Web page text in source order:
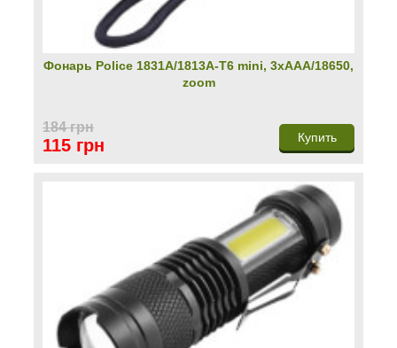
Фонарь Police 1831A/1813A-T6 mini, 3хААА/18650,
zoom
184 грн
115 грн Купить